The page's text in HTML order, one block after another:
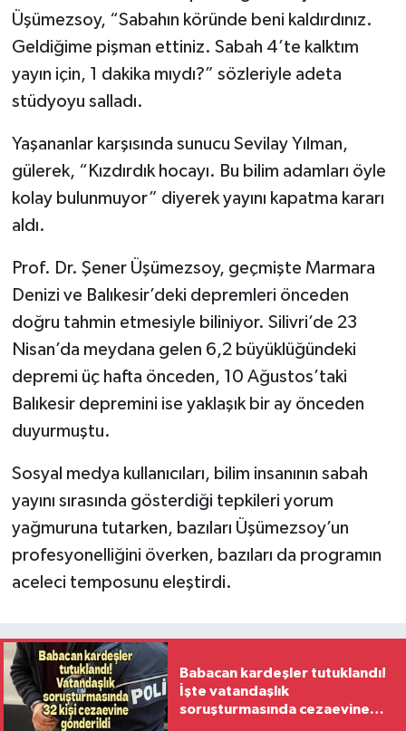
Üşümezsoy, “Sabahın köründe beni kaldırdınız.
Geldiğime pişman ettiniz. Sabah 4’te kalktım
yayın için, 1 dakika mıydı?” sözleriyle adeta
stüdyoyu salladı.
Yaşananlar karşısında sunucu Sevilay Yılman,
gülerek, “Kızdırdık hocayı. Bu bilim adamları öyle
kolay bulunmuyor” diyerek yayını kapatma kararı
aldı.
Prof. Dr. Şener Üşümezsoy, geçmişte Marmara
Denizi ve Balıkesir’deki depremleri önceden
doğru tahmin etmesiyle biliniyor. Silivri’de 23
Nisan’da meydana gelen 6,2 büyüklüğündeki
depremi üç hafta önceden, 10 Ağustos’taki
Balıkesir depremini ise yaklaşık bir ay önceden
duyurmuştu.
Sosyal medya kullanıcıları, bilim insanının sabah
yayını sırasında gösterdiği tepkileri yorum
yağmuruna tutarken, bazıları Üşümezsoy’un
profesyonelliğini överken, bazıları da programın
aceleci temposunu eleştirdi.
Babacan kardeşler tutuklandı!
İşte vatandaşlık
soruşturmasında cezaevine